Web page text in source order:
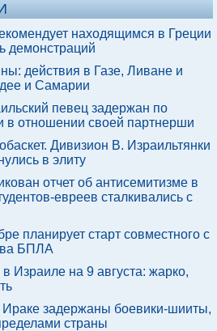
находящимся в Греции
демонстраций
действия в Газе, Ливане и
и Самарии
певец задержан по
в отношении своей партнерши
Дивизион В. Израильтянки
в элиту
отчет об антисемитизме в
евреев сталкивались с
планирует старт совместного с
БПЛА
Израиле на 9 августа: жарко,
задержаны боевики-шииты,
страны